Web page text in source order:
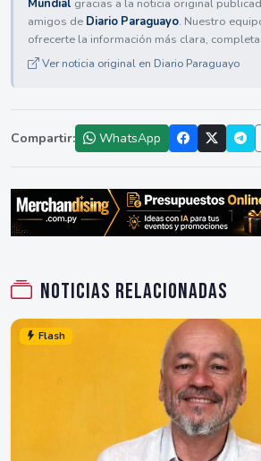
Mundial gracias a la noticia original
amigos de Diario Paraguayo. Nuestro
ofrecerte la información más clara,
Ver noticia original en Diario Paraguayo
Compartir: WhatsApp
Noticias relacionadas
Flash